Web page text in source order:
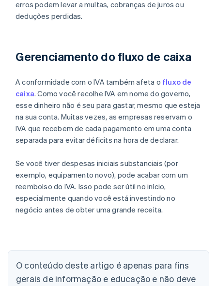
erros podem levar a multas, cobranças de juros ou
deduções perdidas.
Gerenciamento do fluxo de caixa
A conformidade com o IVA também afeta o fluxo de
caixa. Como você recolhe IVA em nome do governo,
esse dinheiro não é seu para gastar, mesmo que esteja
na sua conta. Muitas vezes, as empresas reservam o
IVA que recebem de cada pagamento em uma conta
separada para evitar déficits na hora de declarar.
Se você tiver despesas iniciais substanciais (por
exemplo, equipamento novo), pode acabar com um
reembolso do IVA. Isso pode ser útil no início,
especialmente quando você está investindo no
negócio antes de obter uma grande receita.
O conteúdo deste artigo é apenas para fins
gerais de informação e educação e não deve
Deutsch English
Austrália